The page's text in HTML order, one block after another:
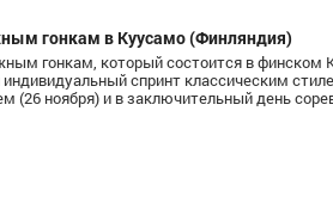
гонкам в Куусамо (Финляндия)
гонкам, который состоится в финском
спринт классическим
ноября) и в заключительный день